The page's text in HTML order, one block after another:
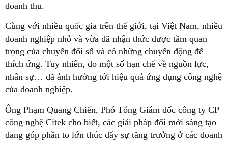
doanh thu.
Cùng với nhiều quốc gia trên thế giới, tại Việt Nam, nhiều
doanh nghiệp nhỏ và vừa đã nhận thức được tầm quan
trọng của chuyển đổi số và có những chuyển động để
thích ứng. Tuy nhiên, do một số hạn chế về nguồn lực,
nhân sự… đã ảnh hưởng tới hiệu quả ứng dụng công nghệ
của doanh nghiệp.
Ông Phạm Quang Chiến, Phó Tổng Giám đốc công ty CP
công nghệ Citek cho biết, các giải pháp đổi mới sáng tạo
đang góp phần to lớn thúc đẩy sự tăng trưởng ở các doanh